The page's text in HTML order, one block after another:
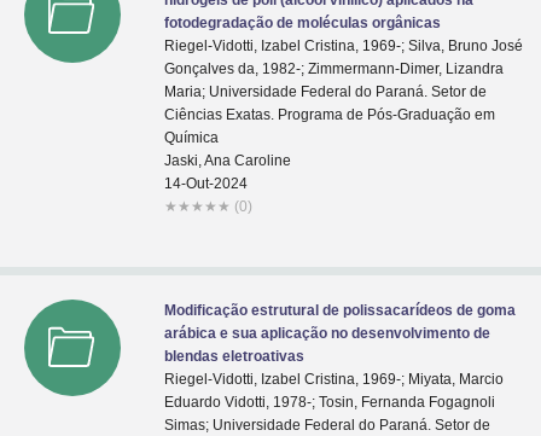
fotodegradação de moléculas orgânicas
Riegel-Vidotti, Izabel Cristina, 1969-; Silva, Bruno José
Gonçalves da, 1982-; Zimmermann-Dimer, Lizandra
Maria; Universidade Federal do Paraná. Setor de
Ciências Exatas. Programa de Pós-Graduação em
Química
Jaski, Ana Caroline
14-Out-2024
★ ★ ★ ★ ★ (0)
Modificação estrutural de polissacarídeos de goma
arábica e sua aplicação no desenvolvimento de
blendas eletroativas
Riegel-Vidotti, Izabel Cristina, 1969-; Miyata, Marcio
Eduardo Vidotti, 1978-; Tosin, Fernanda Fogagnoli
Simas; Universidade Federal do Paraná. Setor de